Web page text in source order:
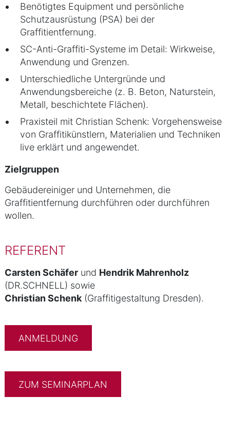
Benötigtes Equipment und persönliche
Schutzausrüstung (PSA) bei der
Graffitientfernung.
SC-Anti-Graffiti-Systeme im Detail: Wirkweise,
Anwendung und Grenzen.
Unterschiedliche Untergründe und
Anwendungsbereiche (z. B. Beton, Naturstein,
Metall, beschichtete Flächen).
Praxisteil mit Christian Schenk: Vorgehensweise
von Graffitikünstlern, Materialien und Techniken
live erklärt und angewendet.
Zielgruppen
Gebäudereiniger und Unternehmen, die
Graffitientfernung durchführen oder durchführen
wollen.
REFERENT
Carsten Schäfer und Hendrik Mahrenholz
(DR.SCHNELL) sowie
Christian Schenk (Graffitigestaltung Dresden).
ANMELDUNG
ZUM SEMINARPLAN